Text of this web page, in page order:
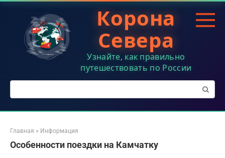
Перейти
контенту
Корона
Севера
Узнайте, как правильно
путешествовать по России
Поиск:
Главная » Информация
Особенности поездки на Камчатку